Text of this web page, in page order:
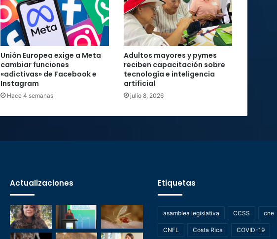
Unión Europea exige a Meta
cambiar funciones
«adictivas» de Facebook e
Instagram
Hace 4 semanas
Adultos mayores y pymes
reciben capacitación sobre
tecnología e inteligencia
artificial
julio 8, 2026
Actualizaciones Etiquetas
asamblea legislativa CCSS cne
CNFL Costa Rica COVID-19